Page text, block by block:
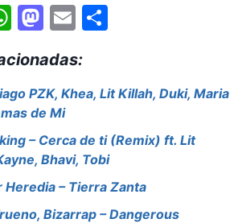
W
at
s
A
p
p
M
st
o
d
o
n
E
ai
l
S
e
PZK, Khea, Lit Killah, Duki, Maria
de Mi
– Cerca de ti (Remix) ft. Lit
Bhavi, Tobi
– Tierra Zanta
Bizarrap – Dangerous